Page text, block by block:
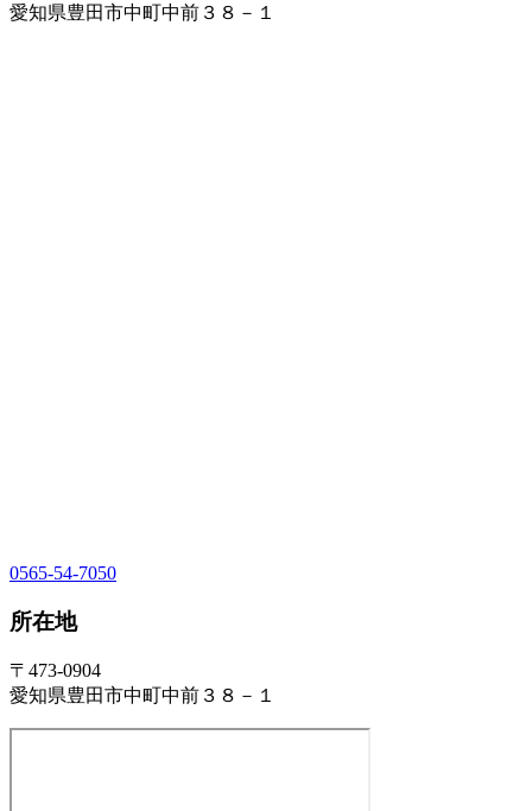
愛知県豊田市中町中前３８－１
0565-54-7050
所在地
〒473-0904
愛知県豊田市中町中前３８－１